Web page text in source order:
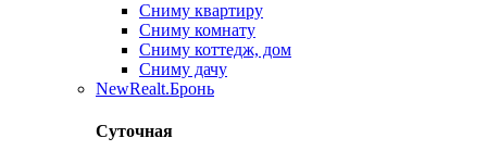
Сниму квартиру
Сниму комнату
Сниму коттедж, дом
Сниму дачу
NewRealt.Бронь
Суточная